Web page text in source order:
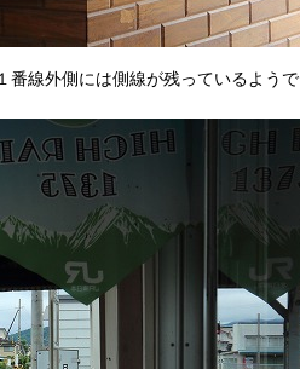
番線外側には側線が残っているようで